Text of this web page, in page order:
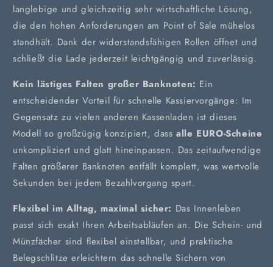
langlebige und gleichzeitig sehr wirtschaftliche Lösung,
die den hohen Anforderungen am Point of Sale mühelos
standhält. Dank der widerstandsfähigen Rollen öffnet und
schließt die Lade jederzeit leichtgängig und zuverlässig.
Kein lästiges Falten großer Banknoten: Ein
entscheidender Vorteil für schnelle Kassiervorgänge: Im
Gegensatz zu vielen anderen Kassenladen ist dieses
Modell so großzügig konzipiert, dassalle EURO-Scheine
unkompliziert und glatt hineinpassen. Das zeitaufwendige
Falten größerer Banknoten entfällt komplett, was wertvolle
Sekunden bei jedem Bezahlvorgang spart.
Flexibel im Alltag, maximal sicher: Das Innenleben
passt sich exakt Ihren Arbeitsabläufen an. Die Schein- und
Münzfächer sind flexibel einstellbar, und praktische
Belegschlitze erleichtern das schnelle Sichern von